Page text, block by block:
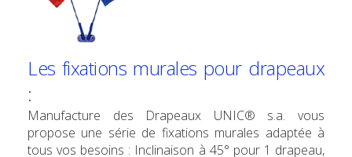
Les fixations murales pour drapeaux
:
Manufacture des Drapeaux UNIC® s.a. vous
propose une série de fixations murales adaptée à
tous vos besoins : Inclinaison à 45° pour 1 drapeau,